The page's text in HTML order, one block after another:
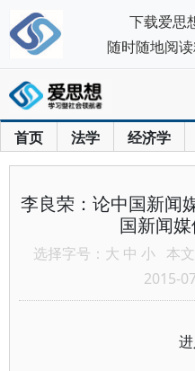
首页 法学 经济学
李良荣：论中国新闻
国新闻
选择字号： 大 中 小 本
2015-
下载爱思
随时随地阅